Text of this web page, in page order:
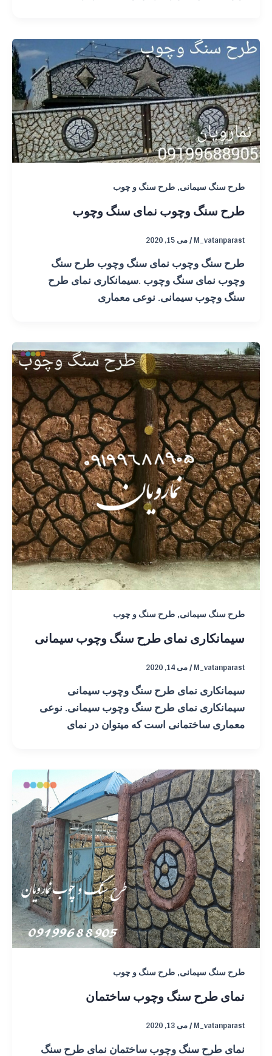
طرح سنگ سیمانی,طرح سنگ و چوب
طرح سنگ وچوب نمای سنگ وچوب
M_vatanparast
/می 15, 2020
طرح سنگ وچوب نمای سنگ وچوب طرح سنگ
وچوب نمای سنگ وچوب .سیمانکاری نمای طرح
سنگ وچوب سیمانی. نوعی معماری
طرح سنگ سیمانی,طرح سنگ و چوب
سیمانکاری نمای طرح سنگ وچوب سیمانی
M_vatanparast
/می 14, 2020
سیمانکاری نمای طرح سنگ وچوب سیمانی
سیمانکاری نمای طرح سنگ وچوب سیمانی. نوعی
معماری ساختمانی است که میتوان در نمای
طرح سنگ سیمانی,طرح سنگ و چوب
نمای طرح سنگ وچوب ساختمان
M_vatanparast
/می 13, 2020
نمای طرح سنگ وچوب ساختمان نمای طرح سنگ